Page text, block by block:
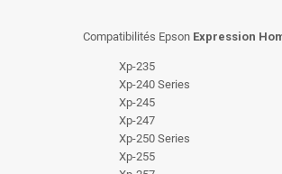
Compatibilités Epson Expression
Xp-235
Xp-240 Series
Xp-245
Xp-247
Xp-250 Series
Xp-255